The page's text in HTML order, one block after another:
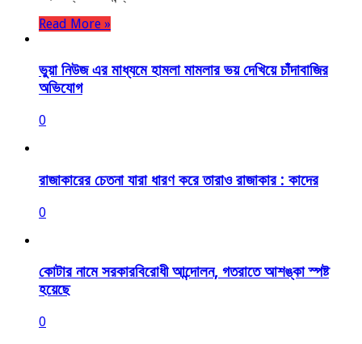
Read More »
ভুয়া নিউজ এর মাধ্যমে হামলা মামলার ভয় দেখিয়ে চাঁদাবাজির
অভিযোগ
0
রাজাকারের চেতনা যারা ধারণ করে তারাও রাজাকার : কাদের
0
কোটার নামে সরকারবিরোধী আন্দোলন, গতরাতে আশঙ্কা স্পষ্ট
হয়েছে
0